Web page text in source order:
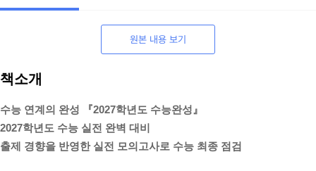
원본 내용 보기
책소개
수능 연계의 완성 『2027학년도 수능완성』
2027학년도 수능 실전 완벽 대비
출제 경향을 반영한 실전 모의고사로 수능 최종 점검